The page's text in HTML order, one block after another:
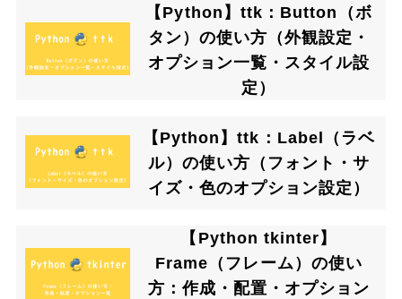
【Python】ttk：Button（ボ
タン）の使い方（外観設定・
オプション一覧・スタイル設
定）
【Python】ttk：Label（ラベ
ル）の使い方（フォント・サ
イズ・色のオプション設定）
【Python tkinter】
Frame（フレーム）の使い
方：作成・配置・オプション